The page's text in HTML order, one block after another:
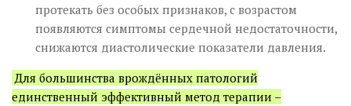
протекать без особых признаков, с возрастом
появляются симптомы сердечной недостаточности,
снижаются диастолические показатели давления.
Для большинства врождённых патологий
единственный эффективный метод терапии –